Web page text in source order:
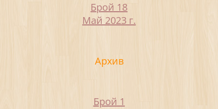
Брой 18
Май 2023 г.
Архив
Брой 1